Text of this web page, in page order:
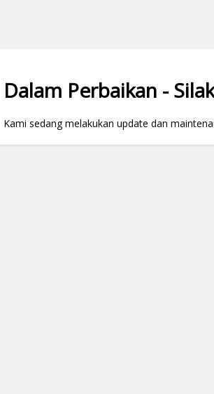
Dalam Perbaikan -
Kami sedang melakukan update dan